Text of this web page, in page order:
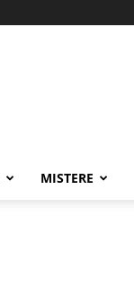
MISTERE